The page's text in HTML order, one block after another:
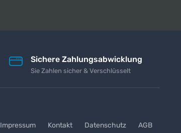
Sichere Zahlungsabwicklung
Sie Zahlen sicher & Verschlüsselt
Impressum Kontakt Datenschutz AGB